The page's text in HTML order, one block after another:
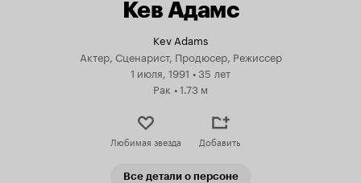
Кев Адамс
Kev Adams
Актер, Сценарист, Продюсер, Режиссер
1 июля, 1991 •35 лет
Рак •1.73 м
Любимая звезда Добавить
Все детали о персоне